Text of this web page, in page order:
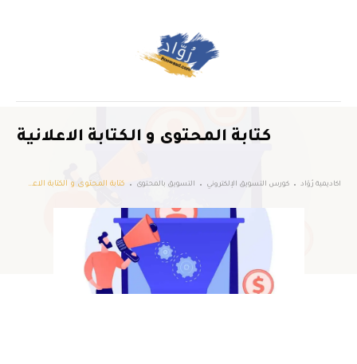
كتابة المحتوى و الكتابة الاعلانية
اكاديمية رُوّاد كورس التسويق الإلكتروني التسويق بالمحتوى كتابة المحتوى و الكتابة الاعلانية